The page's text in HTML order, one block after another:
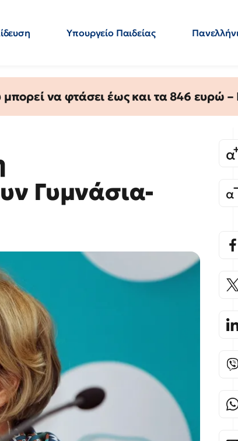
Υπουργείο Παιδείας
να φτάσει έως και τα 846 ευρώ –
Γυμνάσια-